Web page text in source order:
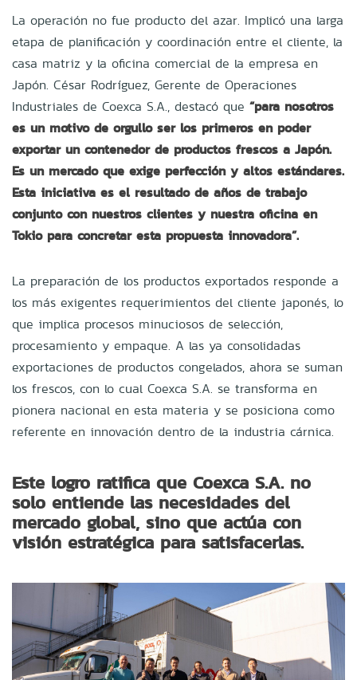
La operación no fue producto del azar. Implicó una larga
etapa de planificación y coordinación entre el cliente, la
casa matriz y la oficina comercial de la empresa en
Japón. César Rodríguez, Gerente de Operaciones
Industriales de Coexca S.A., destacó que “para nosotros
es un motivo de orgullo ser los primeros en poder
exportar un contenedor de productos frescos a Japón.
Es un mercado que exige perfección y altos estándares.
Esta iniciativa es el resultado de años de trabajo
conjunto con nuestros clientes y nuestra oficina en
Tokio para concretar esta propuesta innovadora”.
La preparación de los productos exportados responde a
los más exigentes requerimientos del cliente japonés, lo
que implica procesos minuciosos de selección,
procesamiento y empaque. A las ya consolidadas
exportaciones de productos congelados, ahora se suman
los frescos, con lo cual Coexca S.A. se transforma en
pionera nacional en esta materia y se posiciona como
referente en innovación dentro de la industria cárnica.
Este logro ratifica que Coexca S.A. no
solo entiende las necesidades del
mercado global, sino que actúa con
visión estratégica para satisfacerlas.